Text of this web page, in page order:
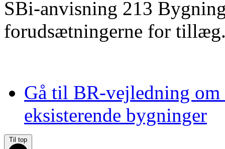
SBi-anvisning 213
forudsætningerne for
Gå til BR-vejledning om
eksisterende bygninger
Til top